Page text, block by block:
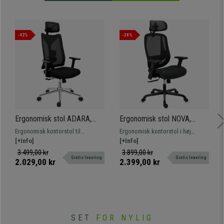
-42%
Ergonomisk stol ADARA,
Nakkestøtte, Professionel
brug i 8 timer, 3D-armlæn, I
Sort
Ergonomisk kontorstol til
professionel brug. Høj kvalitet,
meget komfortabel og innovativt
design.
[+Info]
3.499,00 kr
2.029,00 kr Gratis levering
-38%
Ergonomisk stol NOVA,
Meget Komfortabel og
Justerbar, Fantastisk
Kvalitet og Design, Sort Net
Ergonomisk kontorstol i høj
kvalitet med suverænt design og
komfort. Eksklusiv, med
førsteklasses materialer.
[+Info]
3.899,00 kr
2.399,00 kr Gratis levering
SET FOR NYLIG